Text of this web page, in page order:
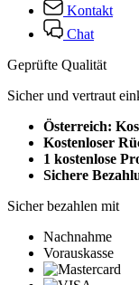
Kontakt
Chat
Geprüfte Qualität
Sicher und vertraut
Österreich:
Kostenloser
1 kostenlose
Sichere
Sicher bezahlen mit
Nachnahme
Vorauskasse